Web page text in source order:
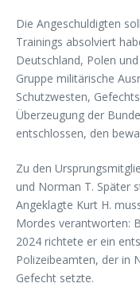
Die Angeschuldigten
Trainings absolviert
Deutschland, Polen
Gruppe militärische
Schutzwesten,
Überzeugung der
entschlossen, den
Zu den
und Norman T. Später
Angeklagte Kurt H.
Mordes verantworten:
2024 richtete er ein
Polizeibeamten, der in
Gefecht setzte.